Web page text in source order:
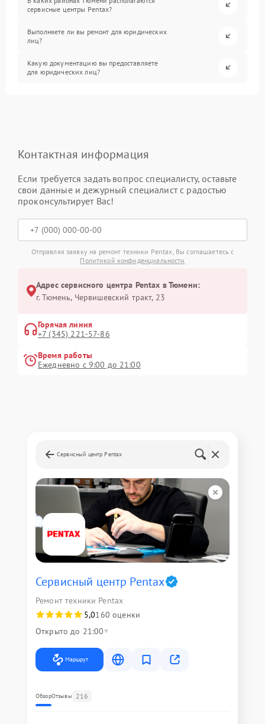
сервисные центры Pentax?
Выполняете ли вы ремонт для юридических
лиц?
Какую документацию вы предоставляете
для юридических лиц?
Контактная информация
Если требуется задать вопрос специалисту, оставьте
свои данные и дежурный специалист с радостью
проконсультирует Вас!
Отправляя заявку на ремонт техники Pentax, Вы соглашаетесь с
Политикой конфиденциальности
Адрес сервисного центра Pentax в Тюмени:
г. Тюмень, ​Червишевский тракт, 23
Горячая линия
+7 (345) 221-57-86
Время работы
Ежедневно с 9:00 до 21:00
Сервисный центр Pentax
Сервисный центр Pentax
Ремонт техники Pentax
5,0160 оценки
Открыто до 21:00
Маршрут
ОбзорОтзывы 216